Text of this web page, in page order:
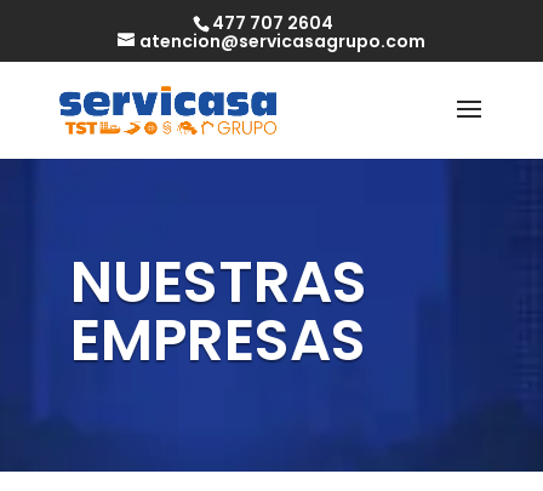
477 707 2604
atencion@servicasagrupo.com
NUESTRAS
EMPRESAS